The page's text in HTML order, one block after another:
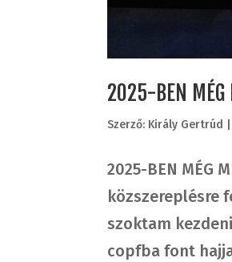
2025-BEN MÉG
Szerző: Király Gertrúd
2025-BEN MÉG
közszereplésre
szoktam
copfba font